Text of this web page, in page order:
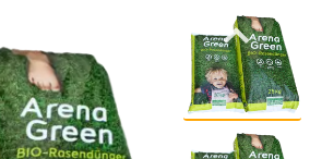
Zum vorigen Bild